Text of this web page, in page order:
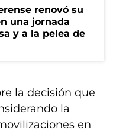
renovó su
una jornada
y a la pelea de
la decisión que
la
en